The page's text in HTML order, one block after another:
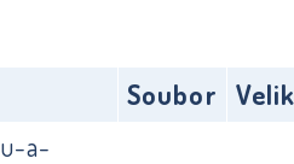
Soubor
a-